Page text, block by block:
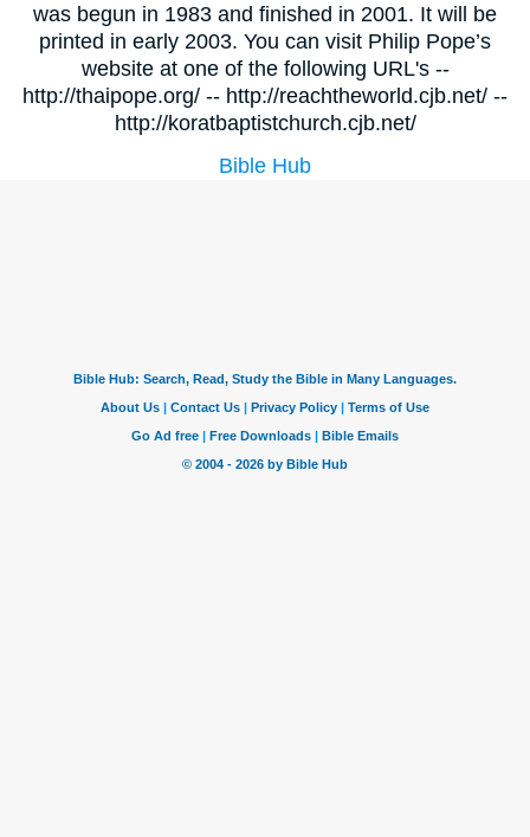
was begun in 1983 and finished in 2001. It will be
printed in early 2003. You can visit Philip Pope’s
website at one of the following URL's --
http://thaipope.org/ -- http://reachtheworld.cjb.net/ --
http://koratbaptistchurch.cjb.net/
Bible Hub